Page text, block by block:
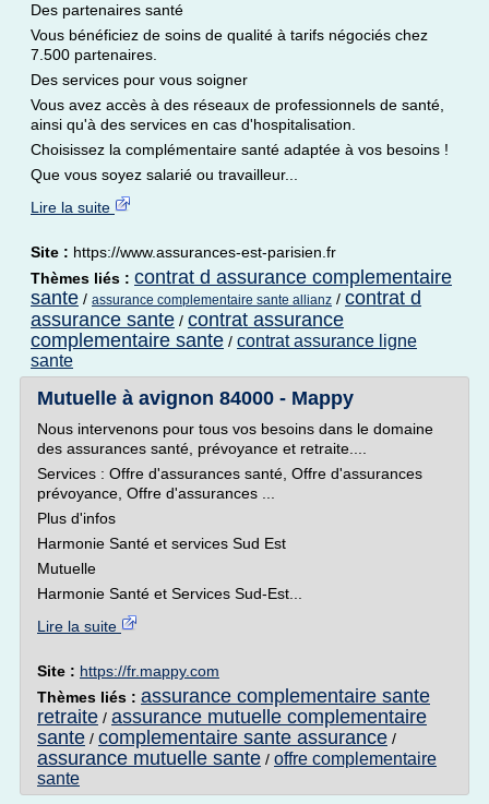
Des partenaires santé
Vous bénéficiez de soins de qualité à tarifs négociés chez
7.500 partenaires.
Des services pour vous soigner
Vous avez accès à des réseaux de professionnels de santé,
ainsi qu'à des services en cas d'hospitalisation.
Choisissez la complémentaire santé adaptée à vos besoins !
Que vous soyez salarié ou travailleur...
Lire la suite
Site : https://www.assurances-est-parisien.fr
Thèmes liés : contrat d assurance complementaire
sante / assurance complementaire sante allianz / contrat d
assurance sante / contrat assurance
complementaire sante / contrat assurance ligne
sante
Mutuelle à avignon 84000 - Mappy
Nous intervenons pour tous vos besoins dans le domaine
des assurances santé, prévoyance et retraite....
Services : Offre d'assurances santé, Offre d'assurances
prévoyance, Offre d'assurances ...
Plus d'infos
Harmonie Santé et services Sud Est
Mutuelle
Harmonie Santé et Services Sud-Est...
Lire la suite
Site : https://fr.mappy.com
Thèmes liés : assurance complementaire sante
retraite / assurance mutuelle complementaire
sante / complementaire sante assurance /
assurance mutuelle sante / offre complementaire
sante